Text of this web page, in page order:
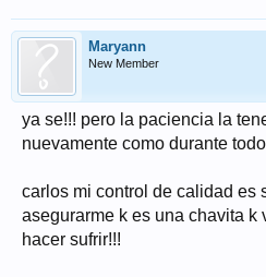
Maryann
New Member
ya se!!! pero la paciencia la
nuevamente como durante
carlos mi control de calidad es
asegurarme k es una chavita k
hacer sufrir!!!